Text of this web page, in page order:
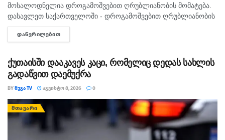
მოსალოდნელია დროგამოშვებით ღრუბლიანობის მომატება.
დასავლეთ საქართველოში - დროგამოშვებით ღრუბლიანობის
მომატება. უმეტეს რაიონში ხანმოკლე წვიმა და ელჭექი, ზოგან
ძლიერი. დასავლეთის ქარი 10-15 მ/წმ, ელჭექის დროს
ᲓᲐᲬᲕᲠᲘᲚᲔᲑᲘᲗ
ქუთაისში დააკავეს კაცი, რომელიც დედას სახლის
გადაწვით დაემუქრა
BYᲛᲔᲒᲐ TV ᲐᲒᲕᲘᲡᲢᲝ 8, 2026 0
ᲛᲗᲐᲕᲐᲠᲘ